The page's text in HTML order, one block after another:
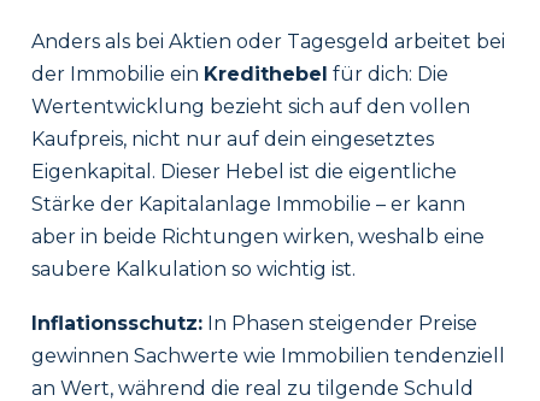
Anders als bei Aktien oder Tagesgeld arbeitet bei
der Immobilie ein Kredithebel für dich: Die
Wertentwicklung bezieht sich auf den vollen
Kaufpreis, nicht nur auf dein eingesetztes
Eigenkapital. Dieser Hebel ist die eigentliche
Stärke der Kapitalanlage Immobilie – er kann
aber in beide Richtungen wirken, weshalb eine
saubere Kalkulation so wichtig ist.
Inflationsschutz: In Phasen steigender Preise
gewinnen Sachwerte wie Immobilien tendenziell
an Wert, während die real zu tilgende Schuld